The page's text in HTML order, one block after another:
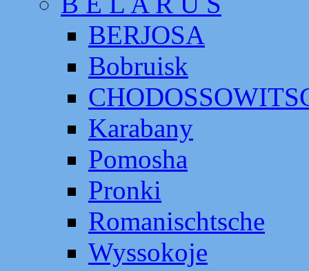
BERJOSA
Bobruisk
Karabany
Pomosha
Pronki
Romanischtsche
Wyssokoje